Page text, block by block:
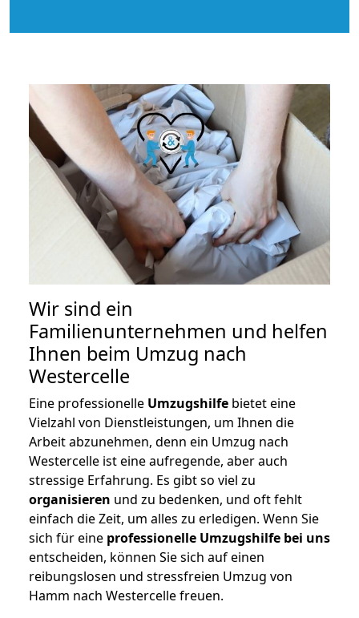
Wir sind ein
Familienunternehmen und helfen
Ihnen beim Umzug nach
Westercelle
Eine professionelle Umzugshilfe bietet eine
Vielzahl von Dienstleistungen, um Ihnen die
Arbeit abzunehmen, denn ein Umzug nach
Westercelle ist eine aufregende, aber auch
stressige Erfahrung. Es gibt so viel zu
organisieren und zu bedenken, und oft fehlt
einfach die Zeit, um alles zu erledigen. Wenn Sie
sich für eine professionelle Umzugshilfe bei uns
entscheiden, können Sie sich auf einen
reibungslosen und stressfreien Umzug von
Hamm nach Westercelle freuen.